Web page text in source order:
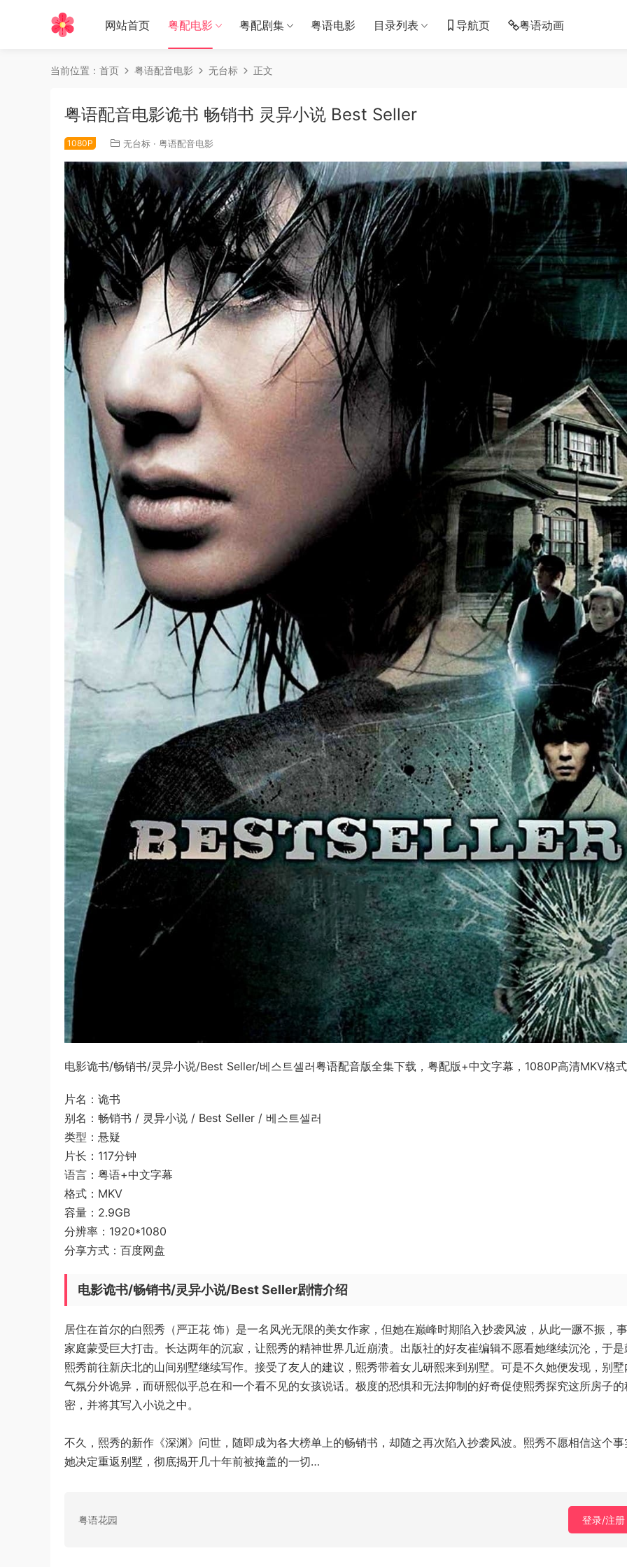
网站首页 粤配电影 粤配剧集 粤语电影 目录列表 导航页 粤语动画
当前位置： 首页 粤语配音电影 无台标 正文
粤语配音电影诡书 畅销书 灵异小说 Best Seller
1080P 无台标 · 粤语配音电影
电影诡书/畅销书/灵异小说/Best Seller/베스트셀러粤语配音版全集下载，粤配版+中文字幕，1080P高清MKV格
片名：诡书
别名：畅销书 / 灵异小说 / Best Seller / 베스트셀러
类型：悬疑
片长：117分钟
语言：粤语+中文字幕
格式：MKV
容量：2.9GB
分辨率：1920*1080
分享方式：百度网盘
电影诡书/畅销书/灵异小说/Best Seller剧情介绍
居住在首尔的白熙秀（严正花 饰）是一名风光无限的美女作家，但她在巅峰时期陷入抄袭风波，从此一蹶不振，
家庭蒙受巨大打击。长达两年的沉寂，让熙秀的精神世界几近崩溃。出版社的好友崔编辑不愿看她继续沉沦，于是
熙秀前往新庆北的山间别墅继续写作。接受了友人的建议，熙秀带着女儿研熙来到别墅。可是不久她便发现，别墅
气氛分外诡异，而研熙似乎总在和一个看不见的女孩说话。极度的恐惧和无法抑制的好奇促使熙秀探究这所房子的
密，并将其写入小说之中。
不久，熙秀的新作《深渊》问世，随即成为各大榜单上的畅销书，却随之再次陷入抄袭风波。熙秀不愿相信这个事
她决定重返别墅，彻底揭开几十年前被掩盖的一切…
粤语花园 登录/注册